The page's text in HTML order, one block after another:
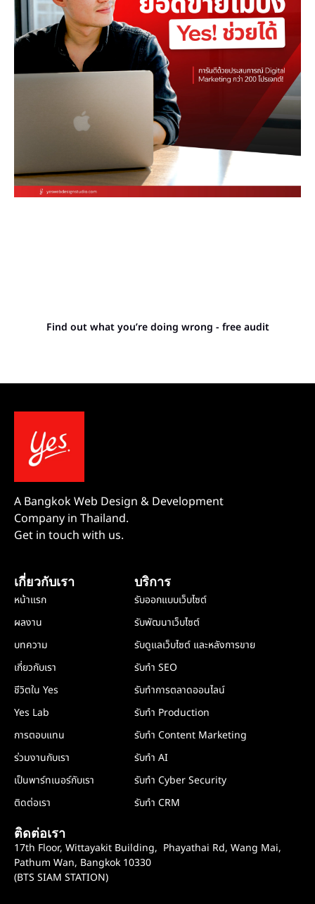
Find out what you’re doing wrong - free audit
A Bangkok Web Design & Development
Company in Thailand.
Get in touch with us.
เกี่ยวกับเรา
หน้าแรก
ผลงาน
บทความ
เกี่ยวกับเรา
ชีวิตใน Yes
Yes Lab
การตอบแทน
ร่วมงานกับเรา
เป็นพาร์ทเนอร์กับเรา
ติดต่อเรา
บริการ
รับออกแบบเว็บไซต์
รับพัฒนาเว็บไซต์
รับดูแลเว็บไซต์ และหลังการขาย
รับทำ SEO
รับทำการตลาดออนไลน์
รับทำ Production
รับทำ Content Marketing
รับทำ AI
รับทำ Cyber Security
รับทำ CRM
ติดต่อเรา
17th Floor, Wittayakit Building, Phayathai Rd, Wang Mai,
Pathum Wan, Bangkok 10330
(BTS SIAM STATION)